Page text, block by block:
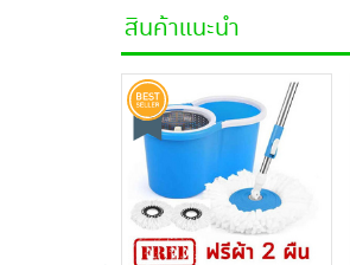
สินค้าแนะนำ